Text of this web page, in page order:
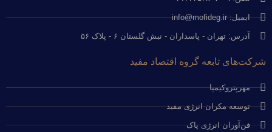
ایمیل: info@mofideg.ir
آدرس: تهران - پاسداران - نبش گلستان ۶ - پلاک ۵۶
شرکت‌های تابعه گروه اقتصاد مفید
مهرپتروکیمیا
توسعه مکران انرژی مفید
فن‌آوران انرژی پاک